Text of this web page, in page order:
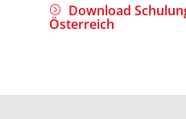
Download
Österreich